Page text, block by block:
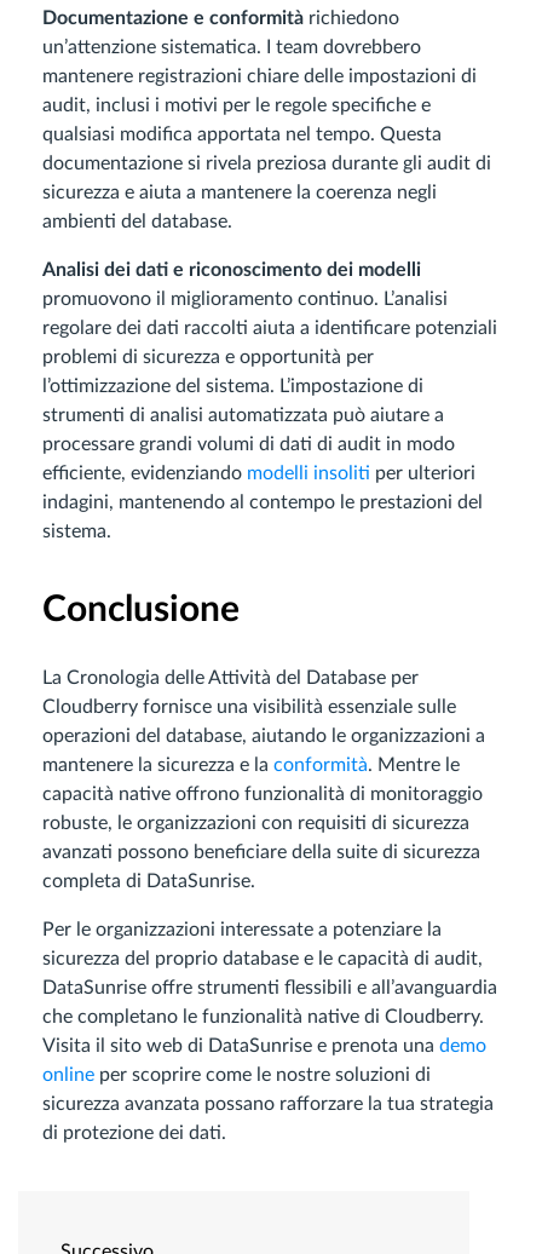
Documentazione e conformità richiedono
un’attenzione sistematica. I team dovrebbero
mantenere registrazioni chiare delle impostazioni di
audit, inclusi i motivi per le regole specifiche e
qualsiasi modifica apportata nel tempo. Questa
documentazione si rivela preziosa durante gli audit di
sicurezza e aiuta a mantenere la coerenza negli
ambienti del database.
Analisi dei dati e riconoscimento dei modelli
promuovono il miglioramento continuo. L’analisi
regolare dei dati raccolti aiuta a identificare potenziali
problemi di sicurezza e opportunità per
l’ottimizzazione del sistema. L’impostazione di
strumenti di analisi automatizzata può aiutare a
processare grandi volumi di dati di audit in modo
efficiente, evidenziando modelli insoliti per ulteriori
indagini, mantenendo al contempo le prestazioni del
sistema.
Conclusione
La Cronologia delle Attività del Database per
Cloudberry fornisce una visibilità essenziale sulle
operazioni del database, aiutando le organizzazioni a
mantenere la sicurezza e la conformità. Mentre le
capacità native offrono funzionalità di monitoraggio
robuste, le organizzazioni con requisiti di sicurezza
avanzati possono beneficiare della suite di sicurezza
completa di DataSunrise.
Per le organizzazioni interessate a potenziare la
sicurezza del proprio database e le capacità di audit,
DataSunrise offre strumenti flessibili e all’avanguardia
che completano le funzionalità native di Cloudberry.
Visita il sito web di DataSunrise e prenota una demo
online per scoprire come le nostre soluzioni di
sicurezza avanzata possano rafforzare la tua strategia
di protezione dei dati.